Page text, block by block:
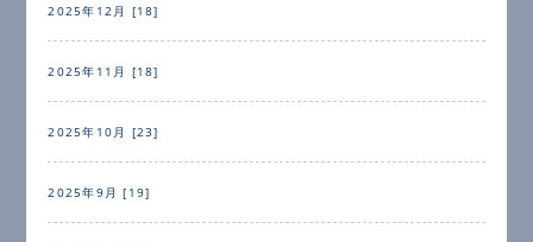
2025年12月 [18]
2025年11月 [18]
2025年10月 [23]
2025年9月 [19]